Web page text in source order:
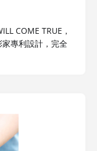
COME TRUE，
家專利設計，完全